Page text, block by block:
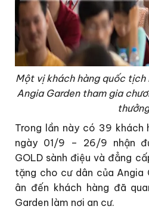
Một vị khách hàng quốc tịch
Angia Garden tham gia
thưởng
Trong lần này có 39 khách
ngày 01/9 – 26/9 nhận
GOLD sành điệu và đẳng
tặng cho cư dân của Angia
ân đến khách hàng đã
Garden làm nơi an cư.